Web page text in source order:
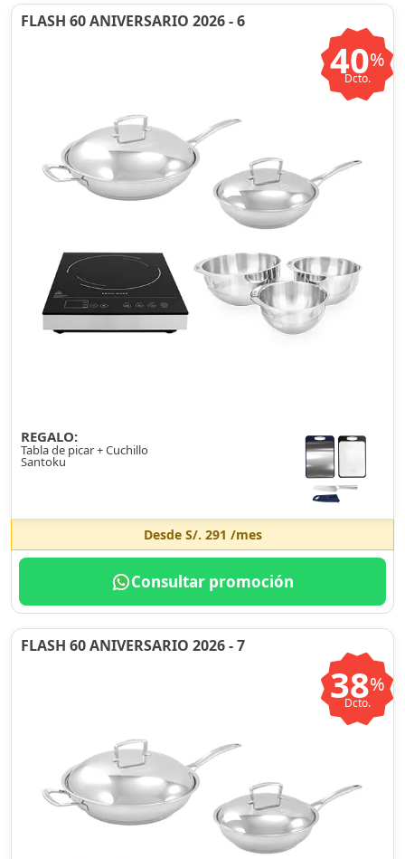
FLASH 60 ANIVERSARIO 2026 - 6
40%
Dcto.
REGALO:
Tabla de picar + Cuchillo
Santoku
Desde S/. 291 /mes
Consultar promoción
FLASH 60 ANIVERSARIO 2026 - 7
38%
Dcto.